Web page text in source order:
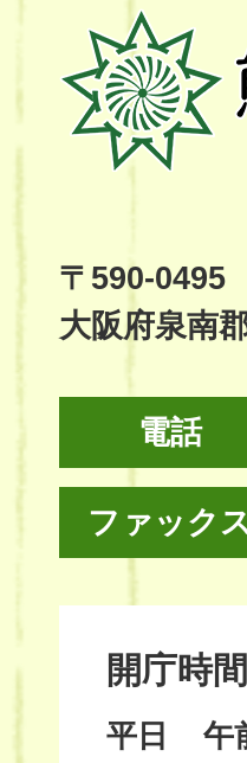
熊
取
町
Kumatori
Site
〒590-0495
大阪府泉南
電話
ファック
開庁時間
平日
午